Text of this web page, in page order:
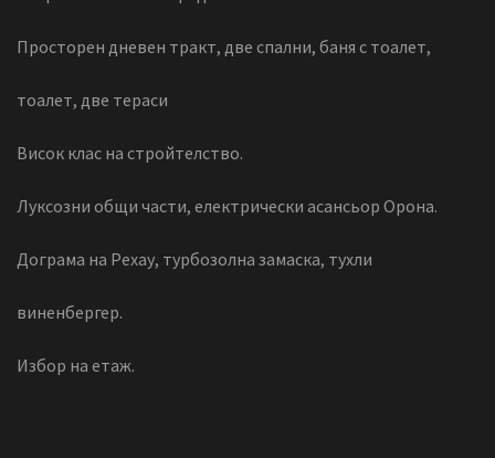
Просторен дневен тракт, две спални, баня с тоалет,
тоалет, две тераси
Висок клас на стройтелство.
Луксозни общи части, електрически асансьор Орона.
Дограма на Рехау, турбозолна замаска, тухли
виненбергер.
Избор на етаж.